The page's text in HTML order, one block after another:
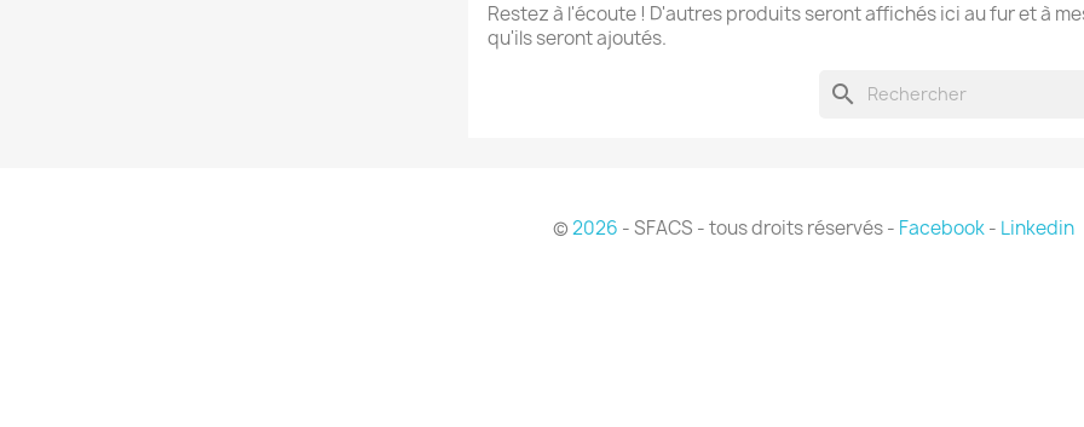
Restez à l'écoute ! D'autres produits seront affichés ici au fur et à
qu'ils seront ajoutés.
search
©2026 - SFACS - tous droits réservés - Facebook- Linkedin